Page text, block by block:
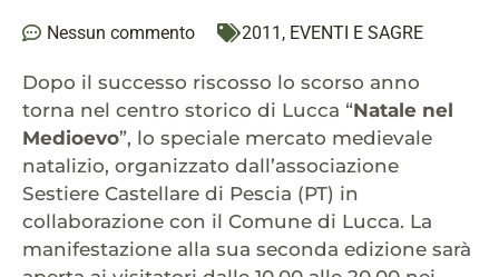
Nessun commento 2011 , EVENTI E SAGRE
Dopo il successo riscosso lo scorso anno
torna nel centro storico di Lucca “Natale nel
Medioevo”, lo speciale mercato medievale
natalizio, organizzato dall’associazione
Sestiere Castellare di Pescia (PT) in
collaborazione con il Comune di Lucca. La
manifestazione alla sua seconda edizione sarà